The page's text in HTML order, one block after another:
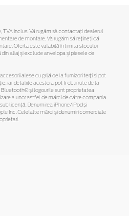
TVA inclus. Vă rugăm să contactaţi dealerul
de montare. Vă rugăm să reţineţi că
Oferta este valabilă în limita stocului
aliaj şi exclude anvelopa şi piesele de
alese cu grijă de la furnizori terți și pot
iar detaliile acestora pot fi obținute de la
Bluetooth® și logourile sunt proprietatea
a unor astfel de mărci de către compania
licență. Denumirea iPhone/iPod și
Inc. Celelalte mărci și denumiri comerciale